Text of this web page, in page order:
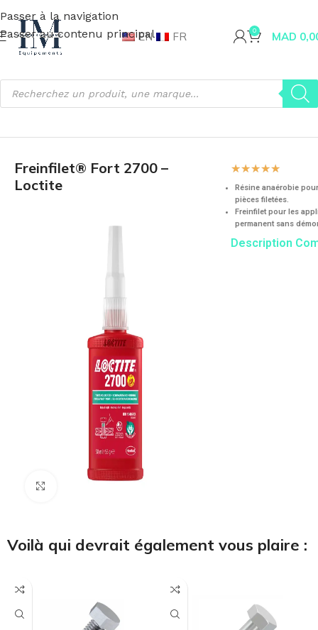
Passer à la navigation
Passer au contenu principal
EN FR 0 MAD
Accueil Fournitures industrielles Colle Industrielle
Freinfilet® Fort 2700 –
Loctite
☆☆☆☆☆
Résine anaérobie
pièces filetées.
Freinfilet pour les
permanent sans
Description
Voilà qui devrait également vous plaire :